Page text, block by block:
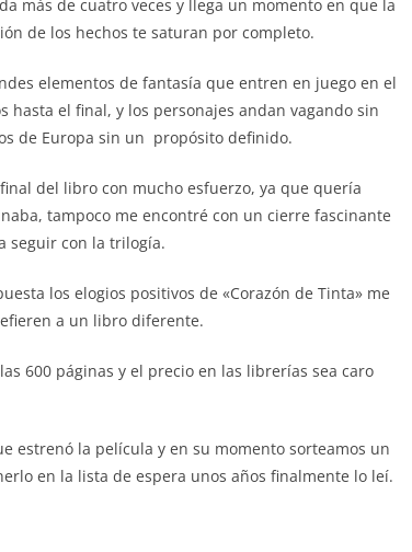
más de cuatro veces y llega un momento en que la
de los hechos te saturan por completo.
elementos de fantasía que entren en juego en el
hasta el final, y los personajes andan vagando sin
de Europa sin un propósito definido.
del libro con mucho esfuerzo, ya que quería
tampoco me encontré con un cierre fascinante
seguir con la trilogía.
los elogios positivos de «Corazón de Tinta» me
a un libro diferente.
600 páginas y el precio en las librerías sea caro
estrenó la película y en su momento sorteamos un
en la lista de espera unos años finalmente lo leí.